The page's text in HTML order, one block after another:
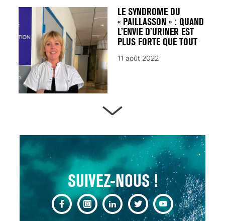
SUIVEZ-NOUS !
LE SYNDROME DU
« PAILLASSON » : QUAND
L’ENVIE D’URINER EST
PLUS FORTE QUE TOUT
11 août 2022
13 août 2024